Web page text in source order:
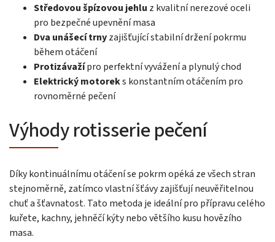
Středovou špízovou jehlu z kvalitní nerezové oceli
pro bezpečné upevnění masa
Dva unášecí trnyzajišťující stabilní držení pokrmu
během otáčení
Protizávažípro perfektní vyvážení a plynulý chod
Elektrický motoreks konstantním otáčením pro
rovnoměrné pečení
Výhody rotisserie pečení
Díky kontinuálnímu otáčení se pokrm opéká ze všech stran
stejnoměrně, zatímco vlastní šťávy zajišťují neuvěřitelnou
chuť a šťavnatost. Tato metoda je ideální pro přípravu celého
kuřete, kachny, jehněčí kýty nebo většího kusu hovězího
masa.